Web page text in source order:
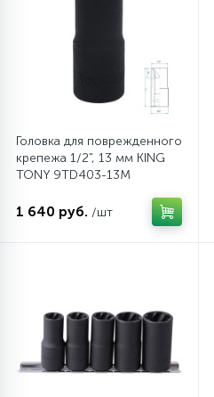
Головка для поврежденного
крепежа 1/2", 13 мм KING
TONY 9TD403-13M
1 640 руб. /шт